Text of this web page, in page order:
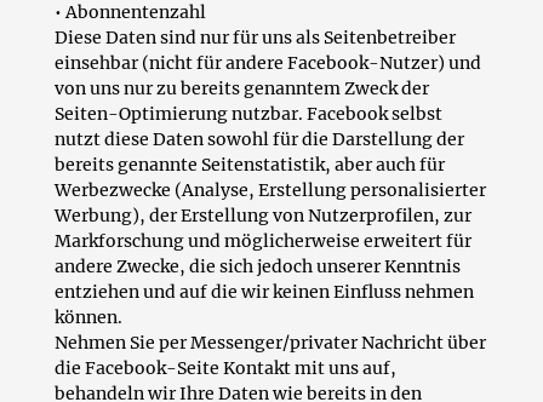
• Abonnentenzahl
Diese Daten sind nur für uns als Seitenbetreiber
einsehbar (nicht für andere Facebook-Nutzer) und
von uns nur zu bereits genanntem Zweck der
Seiten-Optimierung nutzbar. Facebook selbst
nutzt diese Daten sowohl für die Darstellung der
bereits genannte Seitenstatistik, aber auch für
Werbezwecke (Analyse, Erstellung personalisierter
Werbung), der Erstellung von Nutzerprofilen, zur
Markforschung und möglicherweise erweitert für
andere Zwecke, die sich jedoch unserer Kenntnis
entziehen und auf die wir keinen Einfluss nehmen
können.
Nehmen Sie per Messenger/privater Nachricht über
die Facebook-Seite Kontakt mit uns auf,
behandeln wir Ihre Daten wie bereits in den